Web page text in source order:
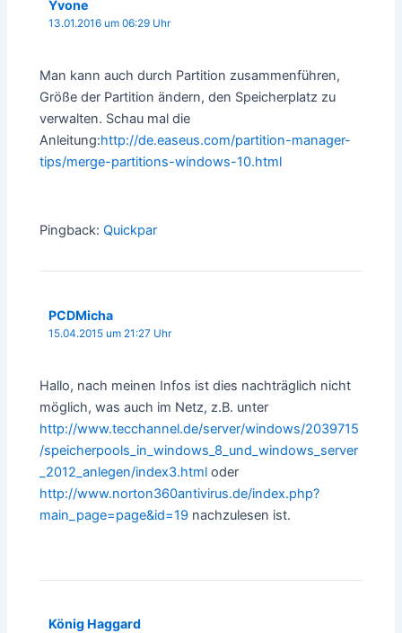
Yvone
13.01.2016 um 06:29 Uhr
Man kann auch durch Partition zusammenführen,
Größe der Partition ändern, den Speicherplatz zu
verwalten. Schau mal die
Anleitung:http://de.easeus.com/partition-manager-
tips/merge-partitions-windows-10.html
Pingback:Quickpar
PCDMicha
15.04.2015 um 21:27 Uhr
Hallo, nach meinen Infos ist dies nachträglich nicht
möglich, was auch im Netz, z.B. unter
http://www.tecchannel.de/server/windows/2039715
/speicherpools_in_windows_8_und_windows_server
_2012_anlegen/index3.html oder
http://www.norton360antivirus.de/index.php?
main_page=page&id=19 nachzulesen ist.
König Haggard